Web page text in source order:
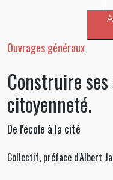
Ouvrages généraux
Construire
citoyenneté.
De l'école à la cité
Collectif, préface d'Albert